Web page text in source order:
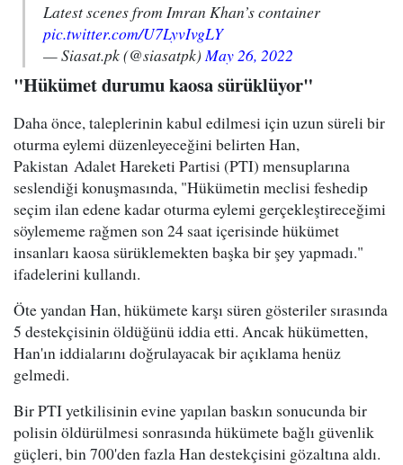
Latest scenes from Imran Khan’s container
pic.twitter.com/U7LyvIvgLY
— Siasat.pk (@siasatpk)May 26, 2022
"Hükümet durumu kaosa sürüklüyor"
Daha önce, taleplerinin kabul edilmesi için uzun süreli bir
oturma eylemi düzenleyeceğini belirten Han,
Pakistan Adalet Hareketi Partisi (PTI) mensuplarına
seslendiği konuşmasında, "Hükümetin meclisi feshedip
seçim ilan edene kadar oturma eylemi gerçekleştireceğimi
söylememe rağmen son 24 saat içerisinde hükümet
insanları kaosa sürüklemekten başka bir şey yapmadı."
ifadelerini kullandı.
Öte yandan Han, hükümete karşı süren gösteriler sırasında
5 destekçisinin öldüğünü iddia etti. Ancak hükümetten,
Han'ın iddialarını doğrulayacak bir açıklama henüz
gelmedi.
Bir PTI yetkilisinin evine yapılan baskın sonucunda bir
polisin öldürülmesi sonrasında hükümete bağlı güvenlik
güçleri, bin 700'den fazla Han destekçisini gözaltına aldı.